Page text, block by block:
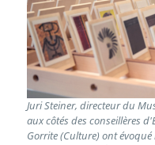
Juri Steiner, directeur du
aux côtés des conseillères
Gorrite (Culture) ont